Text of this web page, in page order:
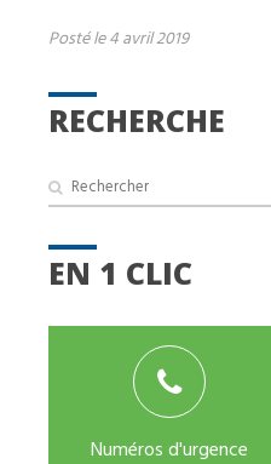
RECHERCHE
EN 1 CLIC
Numéros d'urgence
Posté le 4 avril 2019